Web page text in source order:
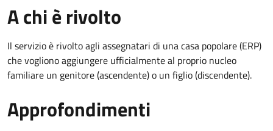
A chi è rivolto
Il servizio è rivolto agli assegnatari di una casa popolare (ERP)
che vogliono aggiungere ufficialmente al proprio nucleo
familiare un genitore (ascendente) o un figlio (discendente).
Approfondimenti